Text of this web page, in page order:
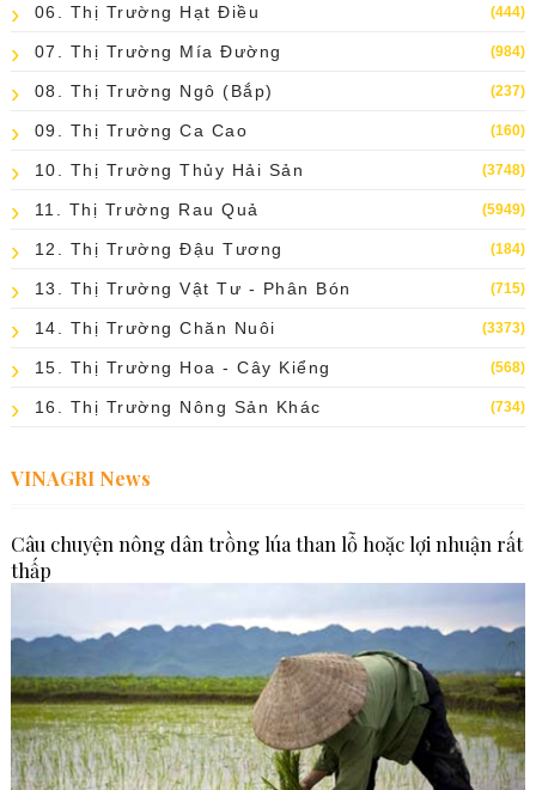
06. Thị Trường Hạt Điều (444)
07. Thị Trường Mía Đường (984)
08. Thị Trường Ngô (bắp) (237)
09. Thị Trường Ca Cao (160)
10. Thị Trường Thủy Hải Sản (3748)
11. Thị Trường Rau Quả (5949)
12. Thị Trường Đậu Tương (184)
13. Thị Trường Vật Tư - Phân Bón (715)
14. Thị Trường Chăn Nuôi (3373)
15. Thị Trường Hoa - Cây Kiểng (568)
16. Thị Trường Nông Sản Khác (734)
VINAGRI News
Câu chuyện nông dân trồng lúa than lỗ hoặc lợi nhuận rất
thấp